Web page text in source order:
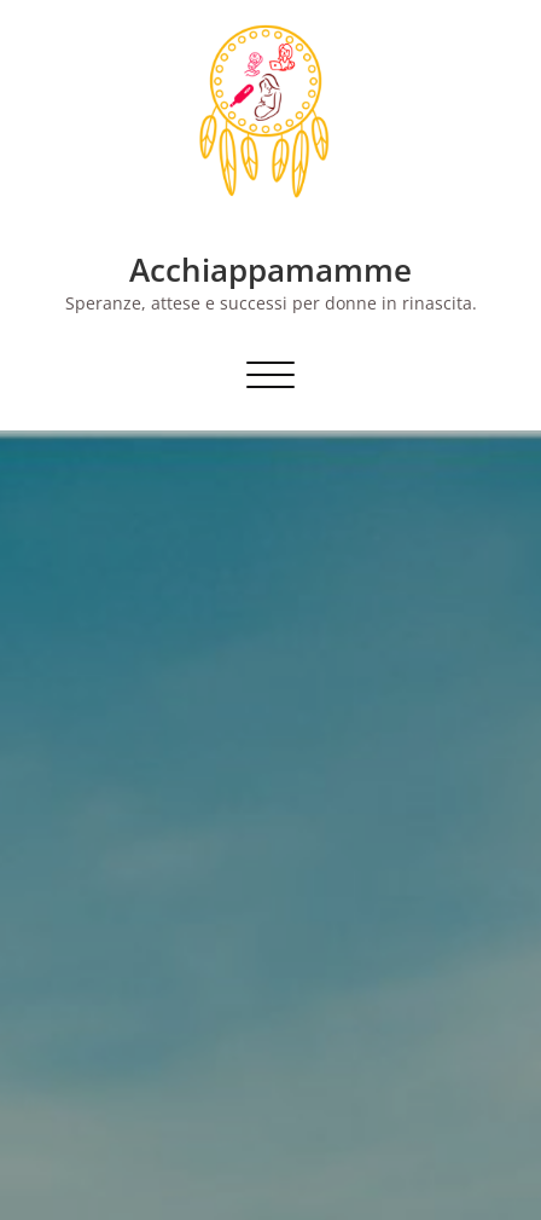
Acchiappamamme
Speranze, attese e successi per donne in rinascita.
Commuta